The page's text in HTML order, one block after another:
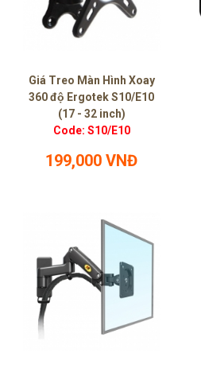
Giá Treo Màn Hình Xoay
360 độ Ergotek S10/E10
(17 - 32 inch)
Code: S10/E10
199,000 VNĐ